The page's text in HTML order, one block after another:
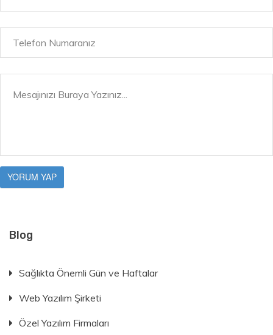
Blog
Sağlıkta Önemli Gün ve Haftalar
Web Yazılım Şirketi
Özel Yazılım Firmaları